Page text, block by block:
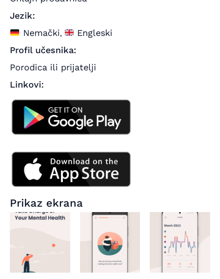
Jezik:
Nemački,
Engleski
Profil učesnika:
Porodica ili prijatelji
Linkovi:
Prikaz ekrana